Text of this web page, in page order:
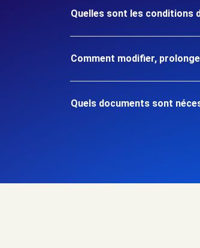
Quelles sont les conditions
Comment modifier,
Quels documents sont